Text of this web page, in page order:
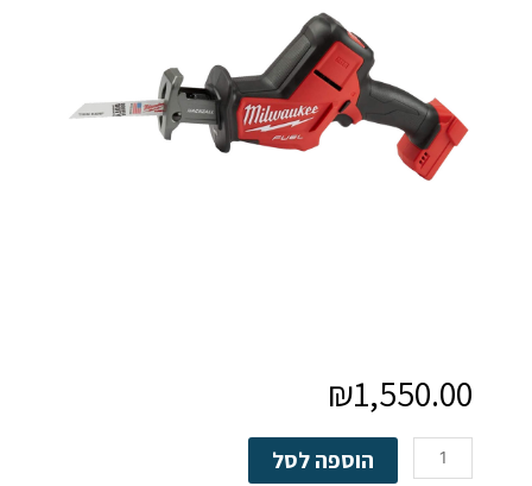
₪1,550.00
כמות
של
הוספה לסל